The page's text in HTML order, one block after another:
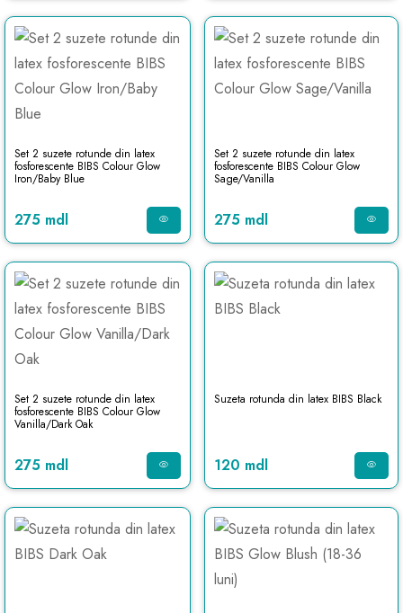
Set 2 suzete rotunde din latex
fosforescente BIBS Colour Glow
Iron/Baby Blue
275 mdl
Set 2 suzete rotunde din latex
fosforescente BIBS Colour Glow
Sage/Vanilla
275 mdl
Set 2 suzete rotunde din latex
fosforescente BIBS Colour Glow
Vanilla/Dark Oak
275 mdl
Suzeta rotunda din latex BIBS Black
120 mdl